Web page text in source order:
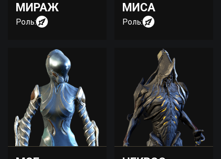
МИРАЖ
Роль:
МИСА
Роль: